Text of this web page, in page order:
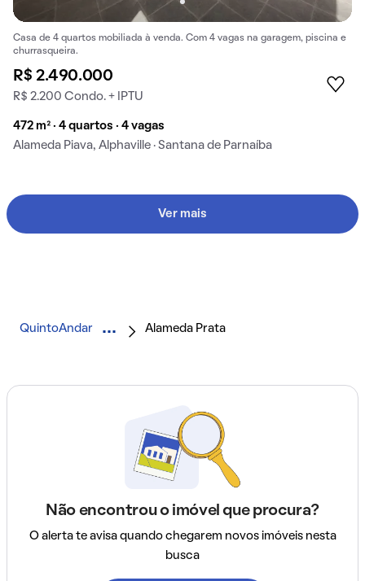
Casa de 4 quartos mobiliada à venda. Com 4 vagas na garagem, piscina e
churrasqueira.
R$ 2.490.000
R$ 2.200 Condo. + IPTU
472 m² · 4 quartos · 4 vagas
Alameda Piava, Alphaville · Santana de Parnaíba
Ver mais
QuintoAndar Alameda Prata
Não encontrou o imóvel que procura?
O alerta te avisa quando chegarem novos imóveis nesta
busca